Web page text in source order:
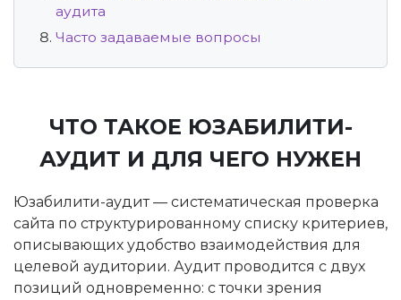
аудита
Часто задаваемые вопросы
ЧТО ТАКОЕ ЮЗАБИЛИТИ-
АУДИТ И ДЛЯ ЧЕГО НУЖЕН
Юзабилити-аудит — систематическая проверка
сайта по структурированному списку критериев,
описывающих удобство взаимодействия для
целевой аудитории. Аудит проводится с двух
позиций одновременно: с точки зрения